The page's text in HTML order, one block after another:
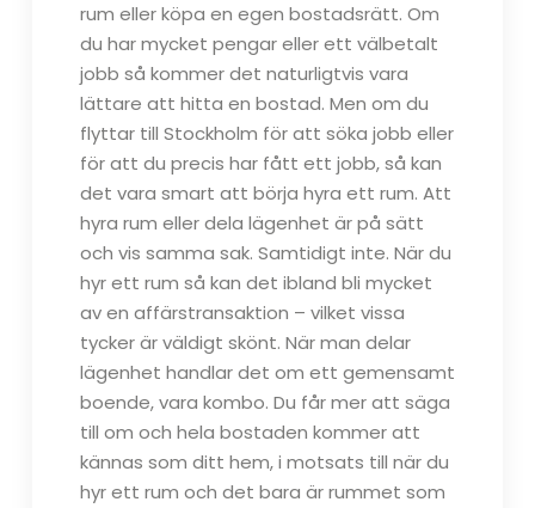
rum eller köpa en egen bostadsrätt. Om
du har mycket pengar eller ett välbetalt
jobb så kommer det naturligtvis vara
lättare att hitta en bostad. Men om du
flyttar till Stockholm för att söka jobb eller
för att du precis har fått ett jobb, så kan
det vara smart att börja hyra ett rum. Att
hyra rum eller dela lägenhet är på sätt
och vis samma sak. Samtidigt inte. När du
hyr ett rum så kan det ibland bli mycket
av en affärstransaktion – vilket vissa
tycker är väldigt skönt. När man delar
lägenhet handlar det om ett gemensamt
boende, vara kombo. Du får mer att säga
till om och hela bostaden kommer att
kännas som ditt hem, i motsats till när du
hyr ett rum och det bara är rummet som